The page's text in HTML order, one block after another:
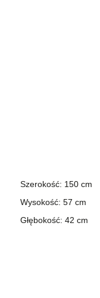
Szerokość: 150 cm
Wysokość: 57 cm
Głębokość: 42 cm